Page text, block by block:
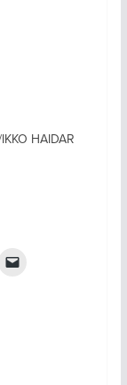
HAIDAR